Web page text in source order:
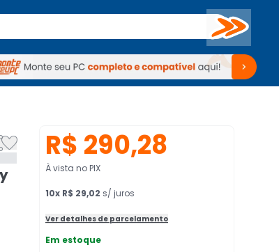
Buscar
Computadores Periféricos TV Venda no KaBuM!
Periféricos TV Venda no KaBuM!
R$ 290,28
À vista no PIX
10x R$ 29,02 s/ juros
Ver detalhes de parcelamento
Em estoque